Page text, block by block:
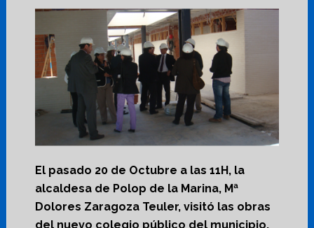
El pasado 20 de Octubre a las 11H, la
alcaldesa de Polop de la Marina, Mª
Dolores Zaragoza Teuler, visitó las obras
del nuevo colegio público del municipio,